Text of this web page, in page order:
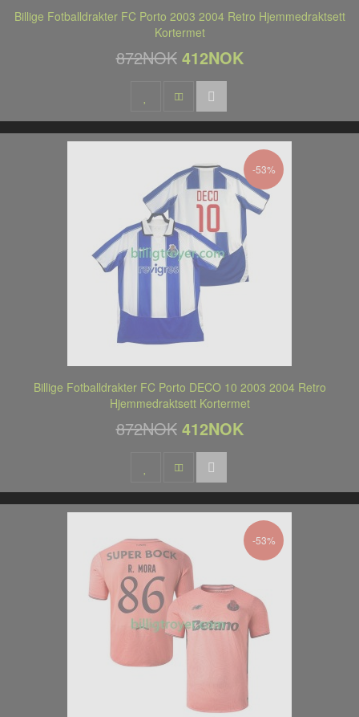
Billige Fotballdrakter FC Porto 2003 2004 Retro Hjemmedraktsett
Kortermet
872NOK 412NOK
-53%
Billige Fotballdrakter FC Porto DECO 10 2003 2004 Retro
Hjemmedraktsett Kortermet
872NOK 412NOK
-53%